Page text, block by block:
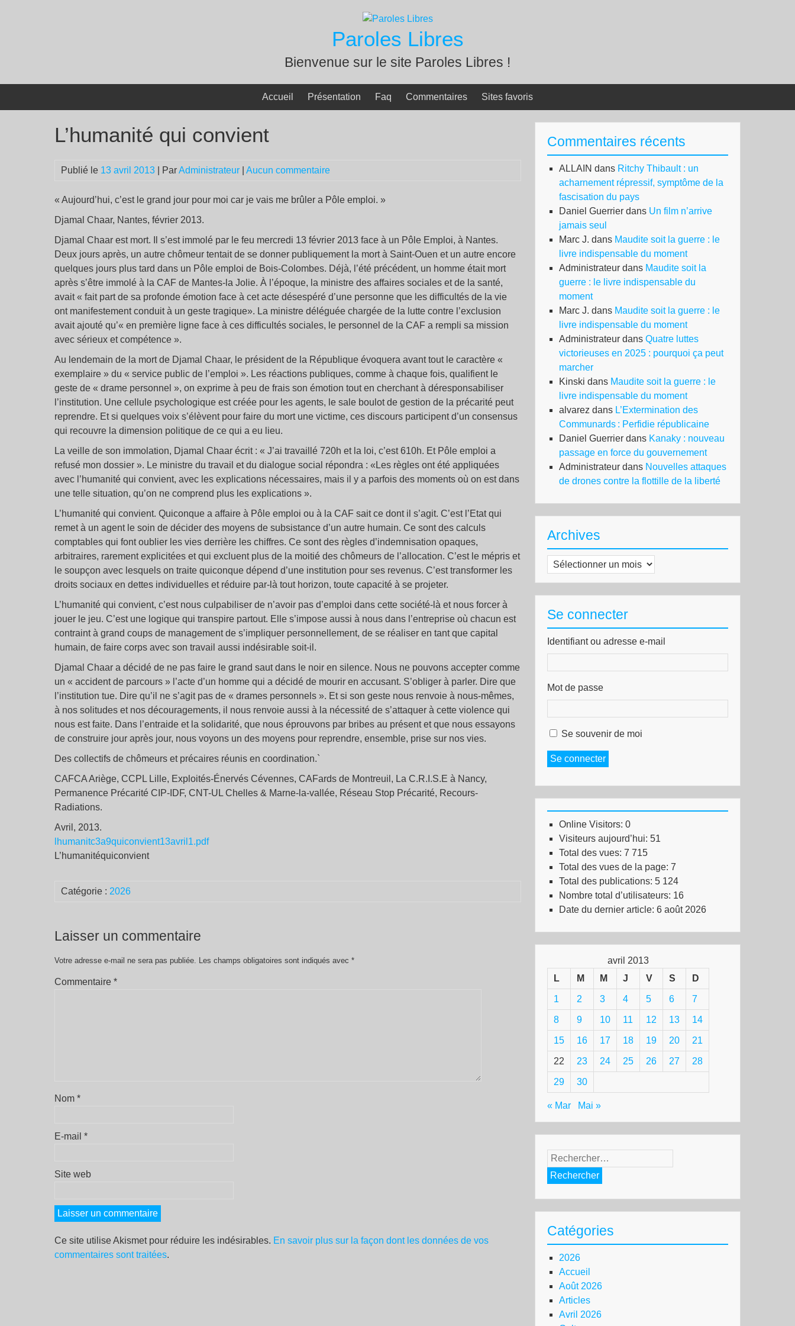
Paroles Libres
Bienvenue sur le site Paroles Libres !
Accueil Présentation Faq Commentaires Sites favoris
L’humanité qui convient
Publié le 13 avril 2013 | ParAdministrateur Aucun commentaire
« Aujourd’hui, c’est le grand jour pour moi car je vais me brûler a Pôle emploi. »
Djamal Chaar, Nantes, février 2013.
Djamal Chaar est mort. Il s’est immolé par le feu mercredi 13 février 2013 face à un Pôle Emploi, à Nantes.
Deux jours après, un autre chômeur tentait de se donner publiquement la mort à Saint-Ouen et un autre encore
quelques jours plus tard dans un Pôle emploi de Bois-Colombes. Déjà, l’été précédent, un homme était mort
après s’être immolé à la CAF de Mantes-la Jolie. À l’époque, la ministre des affaires sociales et de la santé,
avait « fait part de sa profonde émotion face à cet acte désespéré d’une personne que les difficultés de la vie
ont manifestement conduit à un geste tragique». La ministre déléguée chargée de la lutte contre l’exclusion
avait ajouté qu’« en première ligne face à ces difficultés sociales, le personnel de la CAF a rempli sa mission
avec sérieux et compétence ».
Au lendemain de la mort de Djamal Chaar, le président de la République évoquera avant tout le caractère «
exemplaire » du « service public de l’emploi ». Les réactions publiques, comme à chaque fois, qualifient le
geste de « drame personnel », on exprime à peu de frais son émotion tout en cherchant à déresponsabiliser
l’institution. Une cellule psychologique est créée pour les agents, le sale boulot de gestion de la précarité peut
reprendre. Et si quelques voix s’élèvent pour faire du mort une victime, ces discours participent d’un consensus
qui recouvre la dimension politique de ce qui a eu lieu.
La veille de son immolation, Djamal Chaar écrit : « J’ai travaillé 720h et la loi, c’est 610h. Et Pôle emploi a
refusé mon dossier ». Le ministre du travail et du dialogue social répondra : «Les règles ont été appliquées
avec l’humanité qui convient, avec les explications nécessaires, mais il y a parfois des moments où on est dans
une telle situation, qu’on ne comprend plus les explications ».
L’humanité qui convient. Quiconque a affaire à Pôle emploi ou à la CAF sait ce dont il s’agit. C’est l’Etat qui
remet à un agent le soin de décider des moyens de subsistance d’un autre humain. Ce sont des calculs
comptables qui font oublier les vies derrière les chiffres. Ce sont des règles d’indemnisation opaques,
arbitraires, rarement explicitées et qui excluent plus de la moitié des chômeurs de l’allocation. C’est le mépris et
le soupçon avec lesquels on traite quiconque dépend d’une institution pour ses revenus. C’est transformer les
droits sociaux en dettes individuelles et réduire par-là tout horizon, toute capacité à se projeter.
L’humanité qui convient, c’est nous culpabiliser de n’avoir pas d’emploi dans cette société-là et nous forcer à
jouer le jeu. C’est une logique qui transpire partout. Elle s’impose aussi à nous dans l’entreprise où chacun est
contraint à grand coups de management de s’impliquer personnellement, de se réaliser en tant que capital
humain, de faire corps avec son travail aussi indésirable soit-il.
Djamal Chaar a décidé de ne pas faire le grand saut dans le noir en silence. Nous ne pouvons accepter comme
un « accident de parcours » l’acte d’un homme qui a décidé de mourir en accusant. S’obliger à parler. Dire que
l’institution tue. Dire qu’il ne s’agit pas de « drames personnels ». Et si son geste nous renvoie à nous-mêmes,
à nos solitudes et nos découragements, il nous renvoie aussi à la nécessité de s’attaquer à cette violence qui
nous est faite. Dans l’entraide et la solidarité, que nous éprouvons par bribes au présent et que nous essayons
de construire jour après jour, nous voyons un des moyens pour reprendre, ensemble, prise sur nos vies.
Des collectifs de chômeurs et précaires réunis en coordination.`
CAFCA Ariège, CCPL Lille, Exploités-Énervés Cévennes, CAFards de Montreuil, La C.R.I.S.E à Nancy,
Permanence Précarité CIP-IDF, CNT-UL Chelles & Marne-la-vallée, Réseau Stop Précarité, Recours-
Radiations.
Avril, 2013.
lhumanitc3a9quiconvient13avril1.pdf
L’humanitéquiconvient
Catégorie : 2026
Laisser un commentaire
Votre adresse e-mail ne sera pas publiée. Les champs obligatoires sont indiqués avec *
Commentaire *
Nom *
E-mail *
Site web
Ce site utilise Akismet pour réduire les indésirables. En savoir plus sur la façon dont les données de vos
commentaires sont traitées.
Commentaires récents
ALLAIN dans Ritchy Thibault : un
acharnement répressif, symptôme de la
fascisation du pays
Daniel Guerrier dans Un film n’arrive
jamais seul
Marc J. dans Maudite soit la guerre : le
livre indispensable du moment
Administrateur dans Maudite soit la
guerre : le livre indispensable du
moment
Marc J. dans Maudite soit la guerre : le
livre indispensable du moment
Administrateur dans Quatre luttes
victorieuses en 2025 : pourquoi ça peut
marcher
Kinski dans Maudite soit la guerre : le
livre indispensable du moment
alvarez dans L’Extermination des
Communards : Perfidie républicaine
Daniel Guerrier dans Kanaky : nouveau
passage en force du gouvernement
Administrateur dans Nouvelles attaques
de drones contre la flottille de la liberté
Archives
Archives
Se connecter
Identifiant ou adresse e-mail
Mot de passe
Se souvenir de moi
Se connecter
Online Visitors: 0
Visiteurs aujourd’hui: 51
Total des vues: 7 715
Total des vues de la page: 7
Total des publications: 5 124
Nombre total d’utilisateurs: 16
Date du dernier article: 6 août 2026
avril 2013
L
M M J V S D
1 2 3 4 5 6 7
8 9 10 11 12 13 14
15 16 17 18 19 20 21
22 23 24 25 26 27 28
29 30
« Mar Mai »
Rechercher :
Catégories
2026
Accueil
Août 2026
Articles
Avril 2026